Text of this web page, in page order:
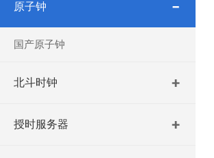
原子钟
国产原子钟
北斗时钟
授时服务器